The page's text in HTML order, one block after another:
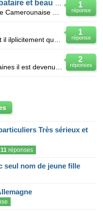
1
réponse
1
réponse
2
réponses
Très sérieux et
11 réponses
seul nom de jeune fille